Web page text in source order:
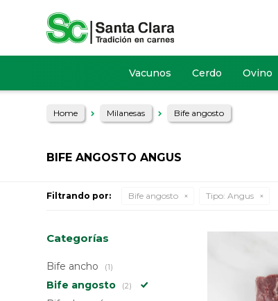
Vacunos Cerdo Ovino
Home Milanesas Bife angosto
BIFE ANGOSTO ANGUS
Filtrando por: Bife angosto Tipo: Angus
Categorías
Bife ancho (1)
Bife angosto (2)